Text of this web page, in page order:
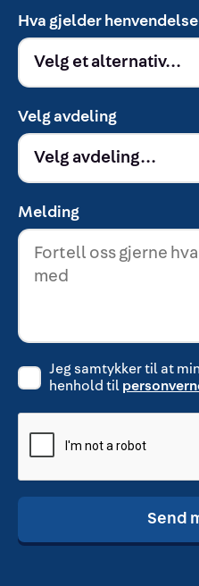
Hva gjelder
Velg avdeling
Melding
Jeg samtykker til at
henhold til